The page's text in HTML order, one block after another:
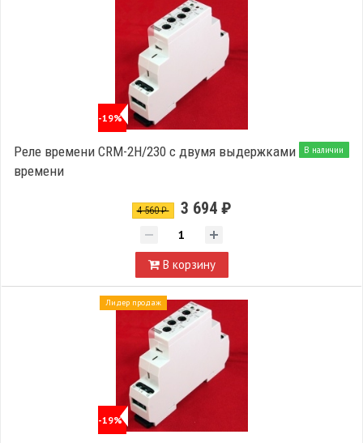
-19%
В наличии
Реле времени CRM-2H/230 с двумя выдержками
времени
4 560 ₽ 3 694 ₽
В корзину
-19%
Лидер продаж